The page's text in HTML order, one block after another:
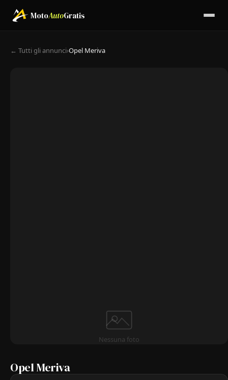
MotoAutoGratis
← Tutti gli annunci›Opel Meriva
Nessuna foto
Opel Meriva